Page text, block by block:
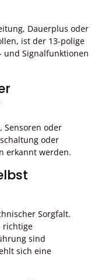
Dauerplus oder
ist der 13-polige
und Signalfunktionen
Sensoren oder
oder
erkannt werden.
Sorgfalt.
richtige
sind
sich eine